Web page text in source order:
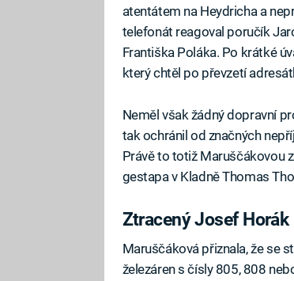
atentátem na Heydricha a
telefonát reagoval poručík
Františka Poláka. Po krátké
který chtěl po převzetí
Neměl však žádný dopravní
tak ochránil od značných
Právě to totiž Maruščákovou
gestapa v Kladně Thomas
Ztracený Josef Horák
Maruščáková přiznala, že se
železáren s čísly 805, 808